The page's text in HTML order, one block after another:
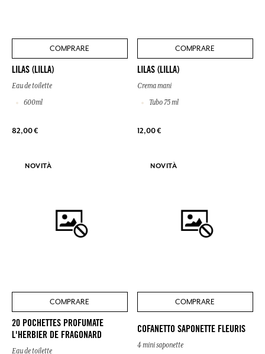
COMPRARE
LILAS (LILLA)
Eau de toilette
600ml
82,00 €
COMPRARE
LILAS (LILLA)
Crema mani
Tubo 75 ml
12,00 €
NOVITÀ
COMPRARE
20 POCHETTES PROFUMATE
L'HERBIER DE FRAGONARD
Eau de toilette
NOVITÀ
COMPRARE
COFANETTO SAPONETTE FLEURIS
4 mini saponette